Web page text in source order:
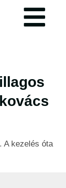
A kezelés óta